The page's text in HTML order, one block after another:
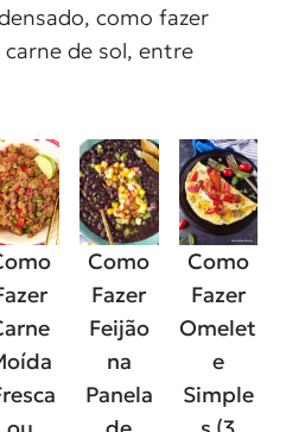
como fazer
de sol, entre
Como
Fazer
Feijão
na
Panela
Como
Fazer
Omelet
e
Simple